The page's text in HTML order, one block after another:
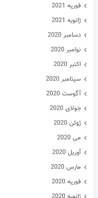
فوریه 2021
ژانویه 2021
دسامبر 2020
نوامبر 2020
اکتبر 2020
سپتامبر 2020
آگوست 2020
جولای 2020
ژوئن 2020
می 2020
آوریل 2020
مارس 2020
فوریه 2020